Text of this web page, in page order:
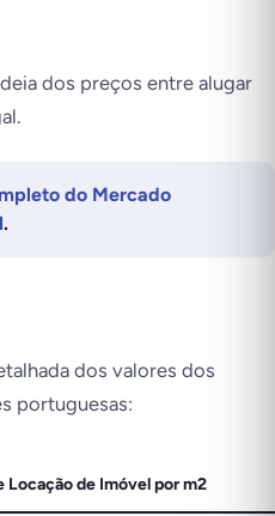
dos preços entre alugar
do Mercado
.
dos valores dos
portuguesas:
Locação de Imóvel por m2